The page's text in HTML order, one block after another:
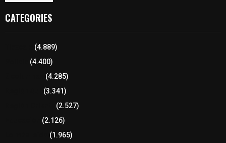
CATEGORIES
(4.889)
(4.400)
(4.285)
(3.341)
(2.527)
(2.126)
(1.965)